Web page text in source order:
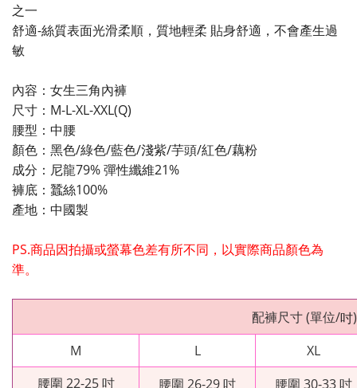
之一
舒適-絲質表面光滑柔順，質地輕柔 貼身舒適，不會產生過
敏
內容：女生三角內褲
尺寸：M-L-XL-XXL(Q)
腰型：中腰
顏色：黑色/綠色/藍色/淺紫/芋頭/紅色/藕粉
成分：尼龍79% 彈性纖維21%
褲底：蠶絲100%
產地：中國製
PS.商品因拍攝或螢幕色差有所不同，以實際商品顏色為
準。
配褲尺寸(單位/吋)
M
L
XL
腰圍 22-25 吋
腰圍 26-29 吋 腰圍 30-33 吋